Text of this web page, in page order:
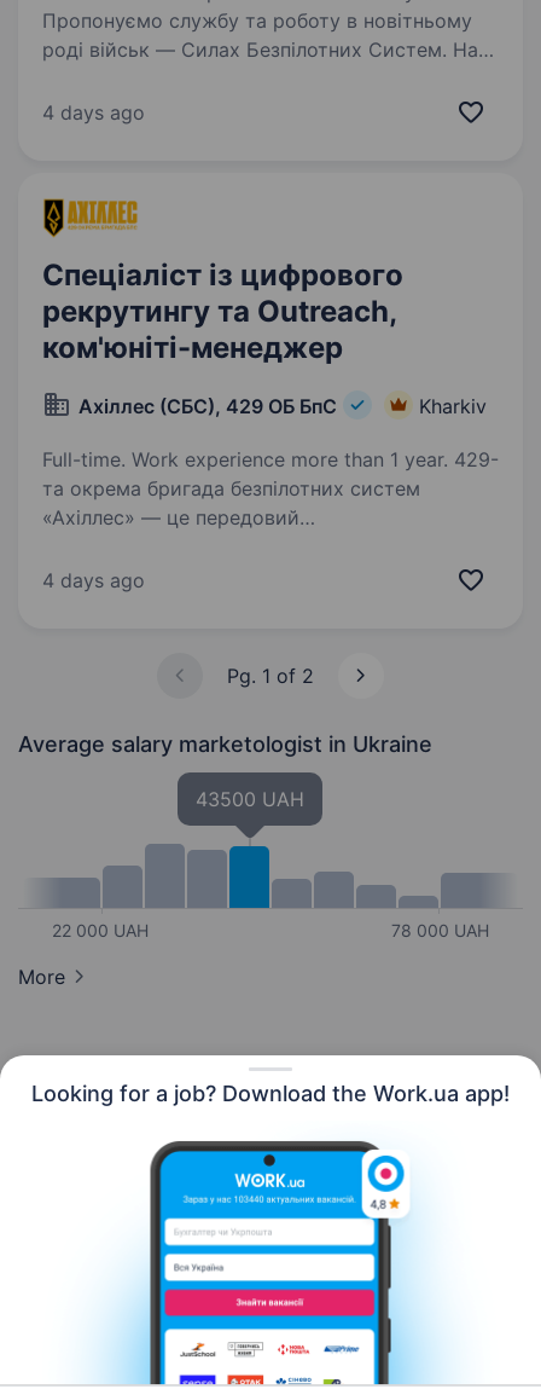
Looking for a job? Download the Work.ua app!
Пропонуємо службу та роботу в новітньому
роді військ — Силах Безпілотних Систем. Наш
це перший у світі підрозділ «технологічного
4 days ago
Спеціаліст із цифрового
рекрутингу та Outreach,
ком'юніті-менеджер
Ахіллес (СБС), 429 ОБ БпС Kharkiv
Full-time. Work experience more than 1 year. 429-
та окрема бригада безпілотних систем
«Ахіллес» — це передовий
безпілотних систем. Підрозділ спеціалізується
4 days ago
Pg. 1 of 2
Average salary marketologist in Ukraine
22 000 UAH
43500 UAH
78 000 UAH
More
Contact us About us
Сareer
Help Terms of use